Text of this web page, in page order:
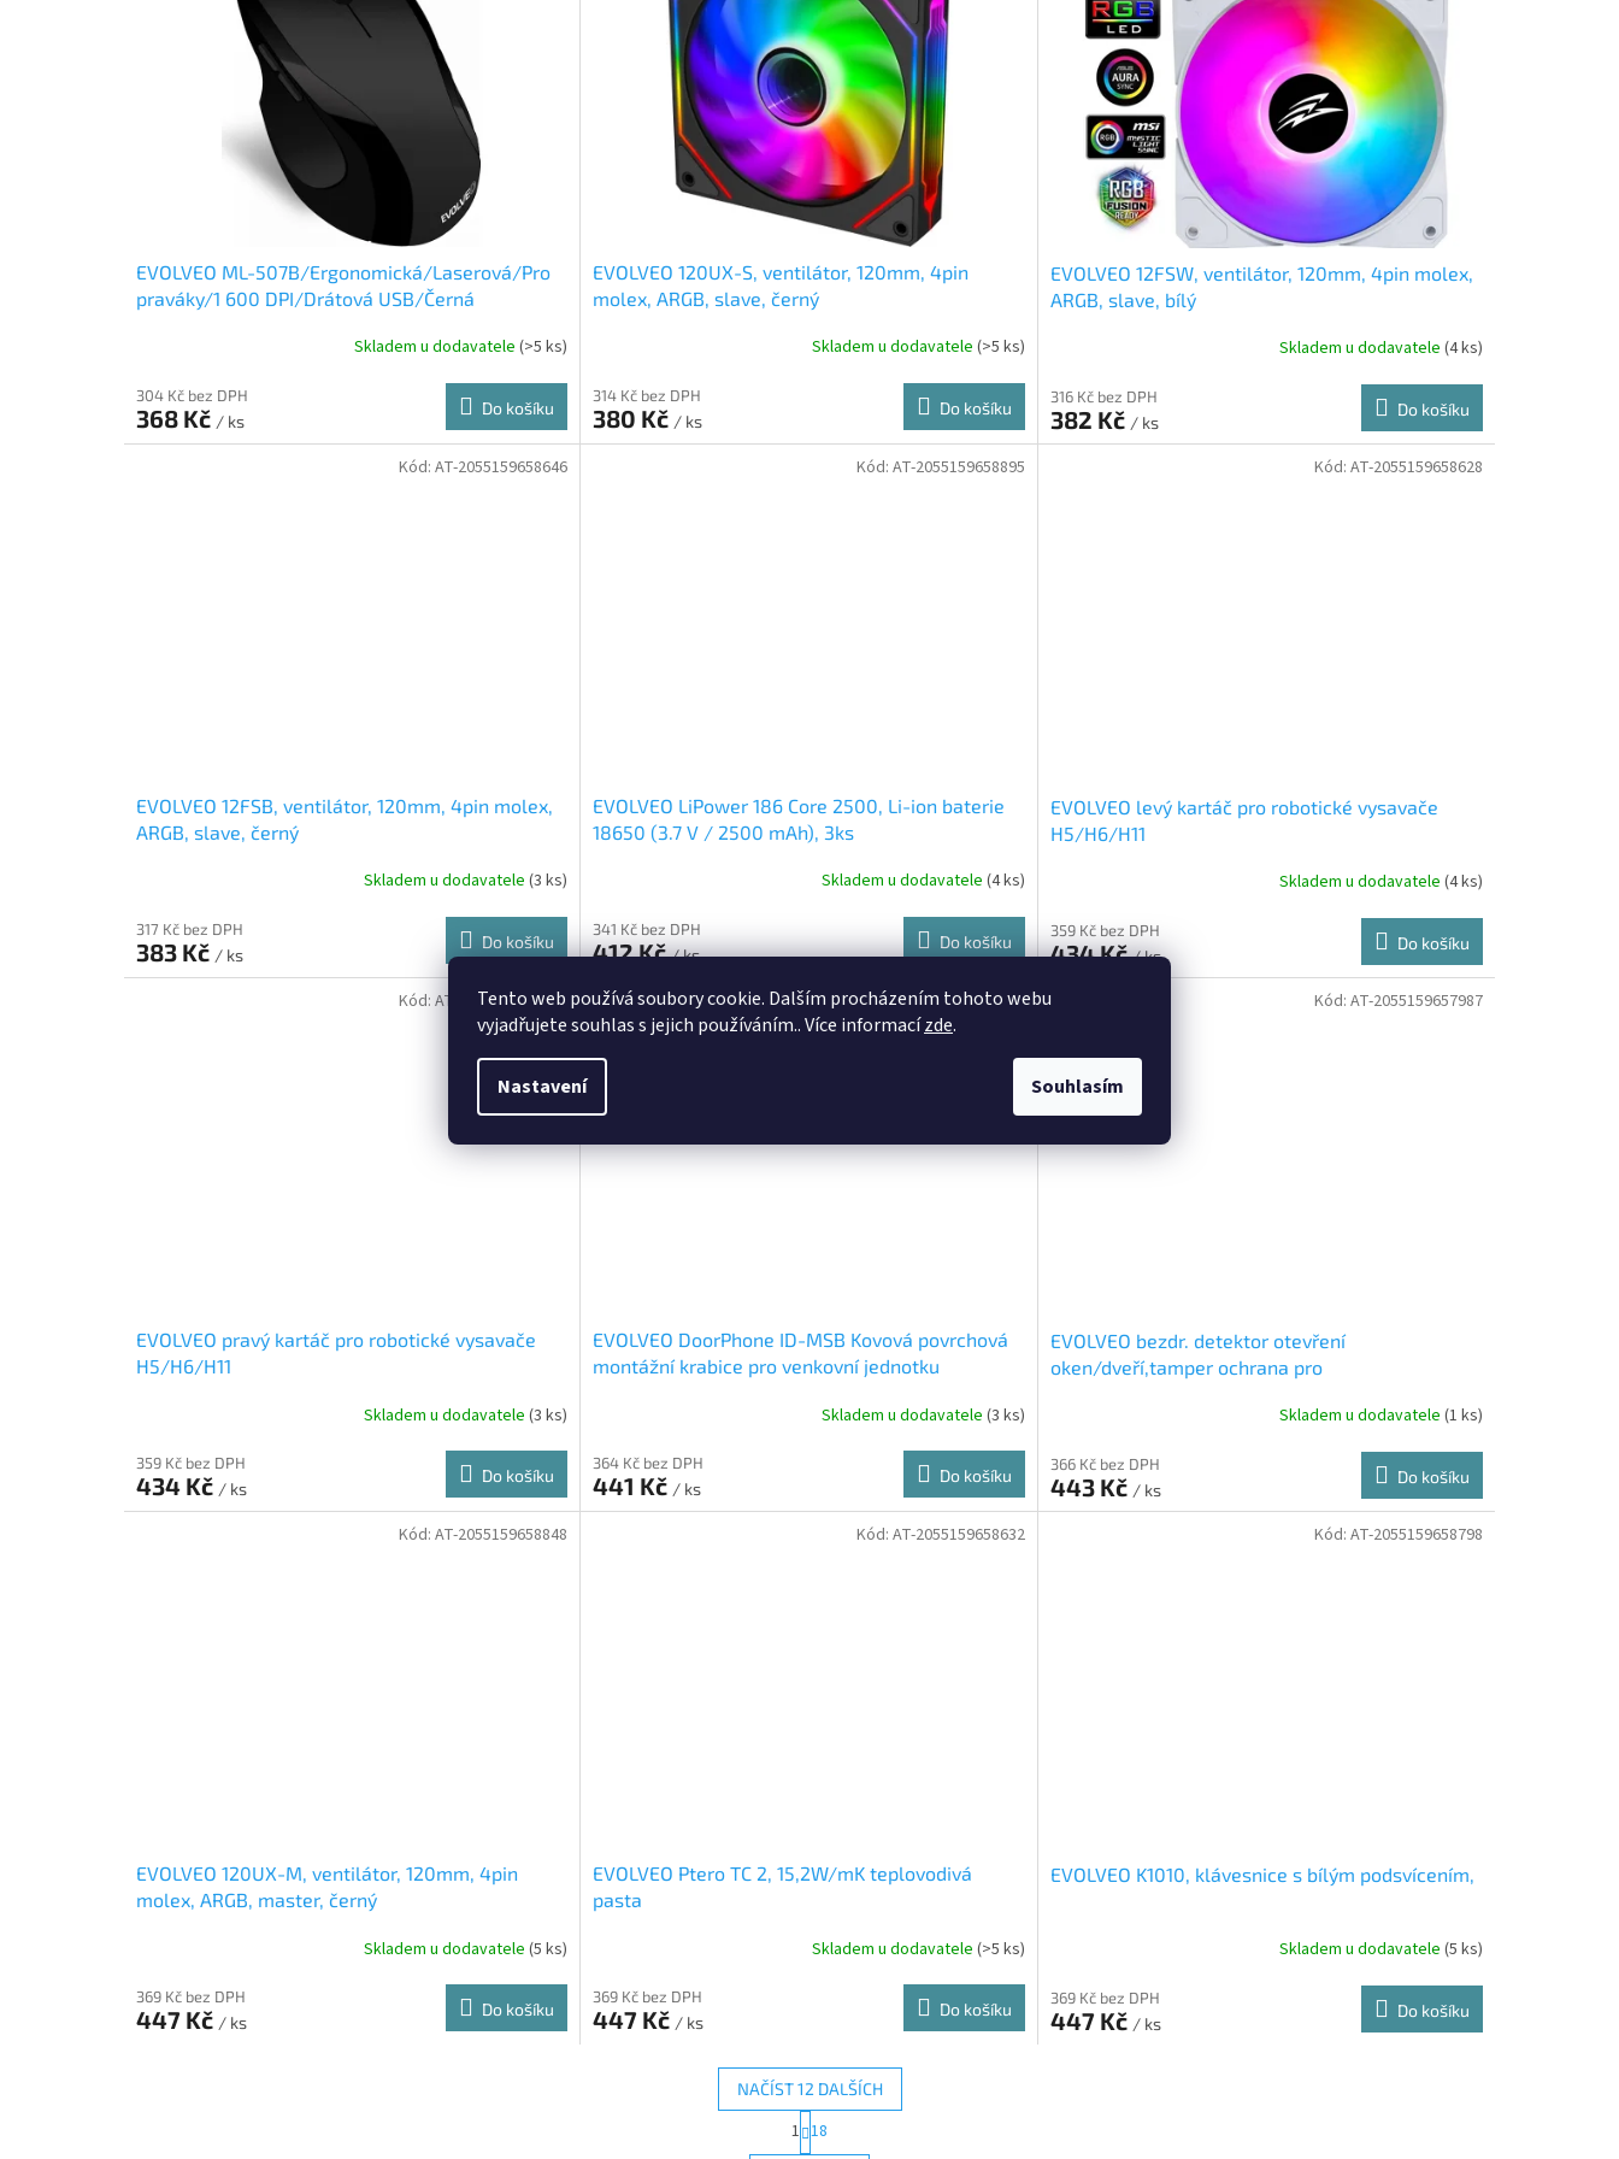
Tento web používá soubory cookie. Dalším procházením tohoto webu
vyjadřujete souhlas s jejich používáním.. Více informacízde.
Nastavení Souhlasím
EVOLVEO ML-507B/Ergonomická/Laserová/Pro
praváky/1 600 DPI/Drátová USB/Černá
Skladem u dodavatele(>5 ks)
304 Kč bez DPH
368 Kč / ks
Do košíku
EVOLVEO 120UX-S, ventilátor, 120mm, 4pin
molex, ARGB, slave, černý
Skladem u dodavatele (>5 ks)
314 Kč bez DPH
380 Kč / ks
Do košíku
EVOLVEO 12FSW, ventilátor, 120mm, 4pin molex,
ARGB, slave, bílý
Skladem u dodavatele (4 ks)
316 Kč bez DPH
382 Kč / ks
Do košíku
EVOLVEO 12FSB, ventilátor, 120mm, 4pin molex,
ARGB, slave, černý
Skladem u dodavatele(3 ks)
317 Kč bez DPH
383 Kč / ks
Do košíku
Kód:AT-2055159658646
EVOLVEO LiPower 186 Core 2500, Li-ion baterie
18650 (3.7 V / 2500 mAh), 3ks
Skladem u dodavatele (4 ks)
341 Kč bez DPH
412 Kč/ ks
Do košíku
Kód: AT-2055159658895
EVOLVEO levý kartáč pro robotické vysavače
H5/H6/H11
Skladem u dodavatele (4 ks)
359 Kč bez DPH
434 Kč/ ks
Do košíku
Kód: AT-2055159658628
EVOLVEO pravý kartáč pro robotické vysavače
H5/H6/H11
Skladem u dodavatele(3 ks)
359 Kč bez DPH
434 Kč / ks
Do košíku
Kód:AT-2055159658627
EVOLVEO DoorPhone ID-MSB Kovová povrchová
montážní krabice pro venkovní jednotku
Skladem u dodavatele (3 ks)
364 Kč bez DPH
441 Kč / ks
Do košíku
Kód:AT-2055159658887
EVOLVEO bezdr. detektor otevření
oken/dveří,tamper ochrana pro
Skladem u dodavatele (1 ks)
366 Kč bez DPH
443 Kč / ks
Do košíku
Kód: AT-2055159657987
EVOLVEO 120UX-M, ventilátor, 120mm, 4pin
molex, ARGB, master, černý
Skladem u dodavatele(5 ks)
369 Kč bez DPH
447 Kč / ks
Do košíku
Kód:AT-2055159658848
EVOLVEO Ptero TC 2, 15,2W/mK teplovodivá
pasta
Skladem u dodavatele (>5 ks)
369 Kč bez DPH
447 Kč / ks
Do košíku
Kód: AT-2055159658632
EVOLVEO K1010, klávesnice s bílým podsvícením,
Skladem u dodavatele (5 ks)
369 Kč bez DPH
447 Kč / ks
Do košíku
Kód: AT-2055159658798
O
NAČÍST 12 DALŠÍCH
S
t
1 18